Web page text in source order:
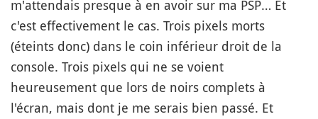
m'attendais presque à en avoir sur ma PSP… Et
c'est effectivement le cas. Trois pixels morts
(éteints donc) dans le coin inférieur droit de la
console. Trois pixels qui ne se voient
heureusement que lors de noirs complets à
l'écran, mais dont je me serais bien passé. Et